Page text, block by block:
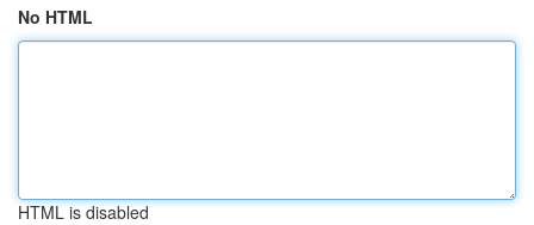
No HTML
HTML is disabled